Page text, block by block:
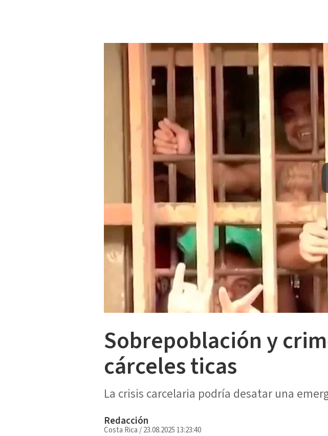
Sobrepoblación y
cárceles ticas
La crisis carcelaria podría desatar una
Redacción
Costa Rica /23.08.2025 13:23:40